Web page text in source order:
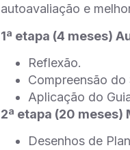
autoavaliação e
1ª etapa (4 meses)
Reflexão.
Compreensão do
Aplicação do
2ª etapa (20 meses)
Desenhos de